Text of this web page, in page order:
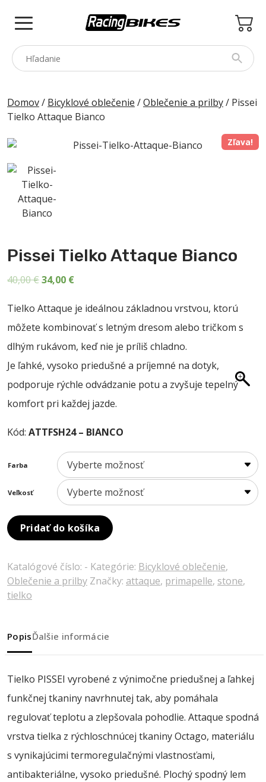
PINARELLO
SPEZZOTTO
PRINCETON
PRÍSLUŠENSTVO
BAZÁR
O NÁS
SALE
Domov/ Bicyklové oblečenie /Oblečenie a prilby/ Pissei
Tielko Attaque Bianco
Zľava!
Pissei Tielko Attaque Bianco
40,00€Pôvodná
bola:
34,00 €Aktuálna
je:
Tielko Attaque je ideálnou základnou vrstvou, ktorú
môžete kombinovať s letným dresom alebo tričkom s
dlhým rukávom, keď nie je príliš chladno.
Je ľahké, vysoko priedušné a príjemné na dotyk,
podporuje rýchle odvádzanie potu a zvyšuje tepelný
komfort pri každej jazde.
Kód: ATTFSH24 – BIANCO
Farba
Veľkosť
Pridať do košíka
Katalógové číslo: - Kategórie: Bicyklové oblečenie,
Oblečenie a prilby Značky: attaque, primapelle, stone,
tielko
PopisĎalšie informácie
Tielko PISSEI vyrobené z výnimočne priedušnej a ľahkej
funkčnej tkaniny navrhnutej tak, aby pomáhala
regulovať teplotu a zlepšovala pohodlie. Attaque spodná
vrstva tielka z rýchloschnúcej tkaniny Octago, materiálu
s vynikajúcimi termoregulačnými vlastnosťami,
antibakteriálne, vysoko priedušné. Plochý spodný lem